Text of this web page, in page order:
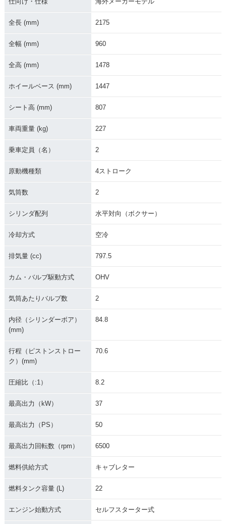
1986年 R80RT 1985年 R80RT
1983年 R80RT
全長 (mm) 2175
全幅 (mm) 960
全高 (mm) 1478
ホイールベース (mm) 1447
シート高 (mm) 807
車両重量 (kg) 227
乗車定員（名） 2
原動機種類 4ストローク
気筒数 2
シリンダ配列 水平対向（ボクサー）
冷却方式 空冷
排気量 (cc) 797.5
カム・バルブ駆動方式 OHV
気筒あたりバルブ数 2
内径（シリンダーボア）
(mm)
84.8
行程（ピストンストロー
ク）(mm)
70.6
圧縮比（:1） 8.2
最高出力（kW） 37
最高出力（PS） 50
最高出力回転数（rpm） 6500
燃料供給方式 キャブレター
燃料タンク容量 (L) 22
エンジン始動方式 セルフスターター式